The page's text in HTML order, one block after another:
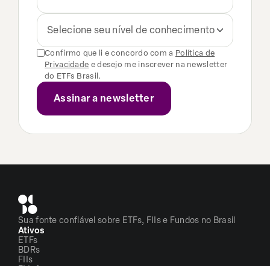
Selecione seu nível de conhecimento
Confirmo que li e concordo com a Política de
Privacidade e desejo me inscrever na newsletter
do ETFs Brasil.
Sua fonte confiável sobre ETFs, FIIs e Fundos no Brasil
Ativos
ETFs
BDRs
FIIs